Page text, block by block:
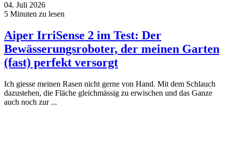
04. Juli 2026
5 Minuten zu lesen
Aiper IrriSense 2 im Test: Der
Bewässerungsroboter, der meinen Garten
(fast) perfekt versorgt
Ich giesse meinen Rasen nicht gerne von Hand. Mit dem Schlauch
dazustehen, die Fläche gleichmässig zu erwischen und das Ganze
auch noch zur ...